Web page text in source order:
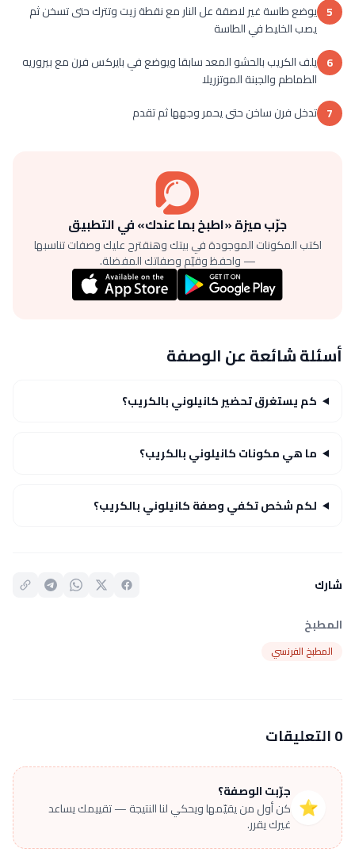
5 يوضع طاسة غير لاصقة عل النار مع نقطة زيت وتترك حتى تسخن ثم
يصب الخليط في الطاسة
6 يلف الكريب بالحشو المعد سابقا ويوضع في بايركس فرن مع بيروريه
الطماطم والجبنة الموتزريلا
7 تدخل فرن ساخن حتى يحمر وجهها ثم تقدم
جرّب ميزة «اطبخ بما عندك» في التطبيق
اكتب المكونات الموجودة في بيتك وهنقترح عليك وصفات تناسبها
— واحفظ وقيّم وصفاتك المفضلة.
أسئلة شائعة عن الوصفة
كم يستغرق تحضير كانيلوني بالكريب؟
ما هي مكونات كانيلوني بالكريب؟
لكم شخص تكفي وصفة كانيلوني بالكريب؟
شارك
المطبخ
المطبخ الفرنسي
0 التعليقات
⭐
جرّبت الوصفة؟
كن أول من يقيّمها ويحكي لنا النتيجة — تقييمك يساعد
غيرك يقرر.